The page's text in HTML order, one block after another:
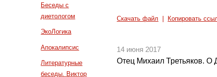
Беседы с
диетологом
ЭкоЛогика
Апокалипсис
Литературные
беседы. Виктор
Скачать файл Копировать
14 июня 2017
Отец Михаил Третьяков. О